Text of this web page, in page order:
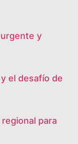
y
el desafío de
para